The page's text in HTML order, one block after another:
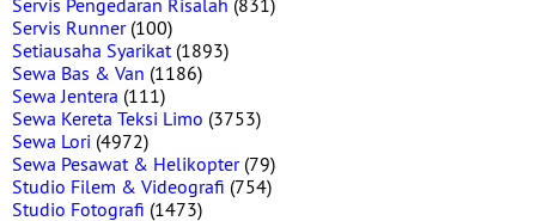
Servis Pengedaran Risalah (831)
Servis Runner(100)
Setiausaha Syarikat(1893)
Sewa Bas & Van (1186)
Sewa Jentera (111)
Sewa Kereta Teksi Limo (3753)
Sewa Lori (4972)
Sewa Pesawat & Helikopter(79)
Studio Filem & Videografi (754)
Studio Fotografi (1473)